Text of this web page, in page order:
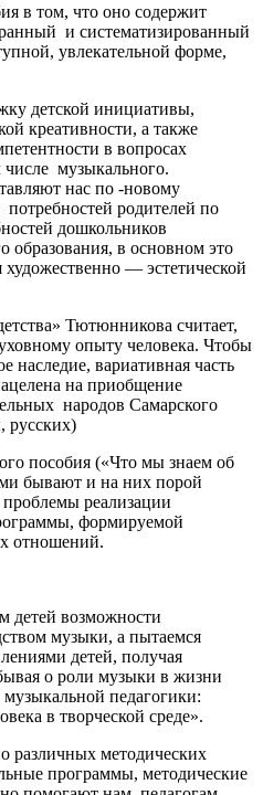
в том, что оно содержит
и систематизированный
увлекательной форме,
детской инициативы,
креативности, а также
в вопросах
числе музыкального.
нас по -новому
потребностей родителей по
дошкольников
образования, в основном это
— эстетической
Тютюнникова считает,
опыту человека. Чтобы
наследие, вариативная часть
на приобщение
народов Самарского
русских)
пособия («Что мы знаем об
бывают и на них порой
реализации
формируемой
отношений.
детей возможности
музыки, а пытаемся
детей, получая
о роли музыки в жизни
педагогики:
в творческой среде».
различных методических
программы, методические